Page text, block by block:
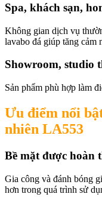
Spa, khách sạn,
Không gian dịch vụ
lavabo đá giúp tăng cảm
Showroom, studio
Sản phẩm phù hợp làm
Ưu điểm nổi
nhiên LA553
Bề mặt được hoàn
Gia công và đánh bóng
hơn trong quá trình sử